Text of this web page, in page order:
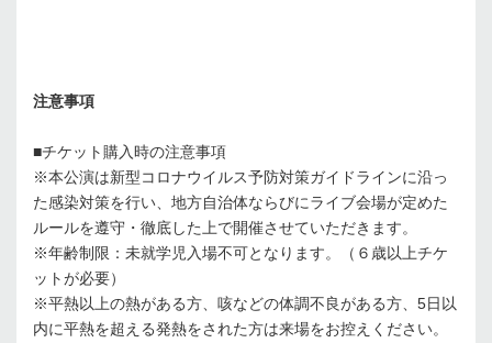
注意事項
■チケット購入時の注意事項
※本公演は新型コロナウイルス予防対策ガイドラインに沿っ
た感染対策を行い、地方自治体ならびにライブ会場が定めた
ルールを遵守・徹底した上で開催させていただきます。
※年齢制限：未就学児入場不可となります。（６歳以上チケ
ットが必要）
※平熱以上の熱がある方、咳などの体調不良がある方、5日以
内に平熱を超える発熱をされた方は来場をお控えください。